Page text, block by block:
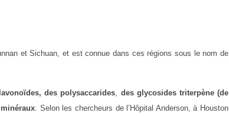
et Sichuan, et est connue dans ces régions sous le nom de
des polysaccarides, des glycosides triterpène (de
. Selon les chercheurs de l’Hôpital Anderson, à Houston